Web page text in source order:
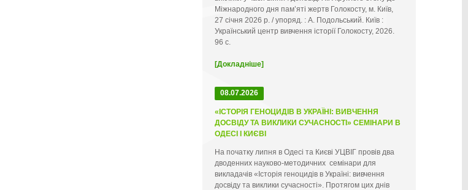
Міжнародного дня пам’яті жертв Голокосту, м. Київ,
27 січня 2026 р. / упоряд. : А. Подольський. Київ :
Український центр вивчення історії Голокосту, 2026.
96 с.
[Докладніше]
08.07.2026
«ІСТОРІЯ ГЕНОЦИДІВ В УКРАЇНІ: ВИВЧЕННЯ
ДОСВІДУ ТА ВИКЛИКИ СУЧАСНОСТІ» СЕМІНАРИ В
ОДЕСІ І КИЄВІ
На початку липня в Одесі та Києві УЦВІГ провів два
дводенних науково-методичних семінари для
викладачів «Історія геноцидів в Україні: вивчення
досвіду та виклики сучасності». Протягом цих днів